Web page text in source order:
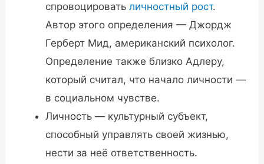
спровоцироватьличностный рост.
Автор этого определения — Джордж
Герберт Мид, американский психолог.
Определение также близко Адлеру,
который считал, что начало личности —
в социальном чувстве.
Личность — культурный субъект,
способный управлять своей жизнью,
нести за неё ответственность.